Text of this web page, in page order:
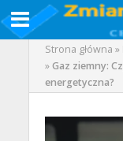
Strona główna »
»Gaz ziemny:
energetyczna?